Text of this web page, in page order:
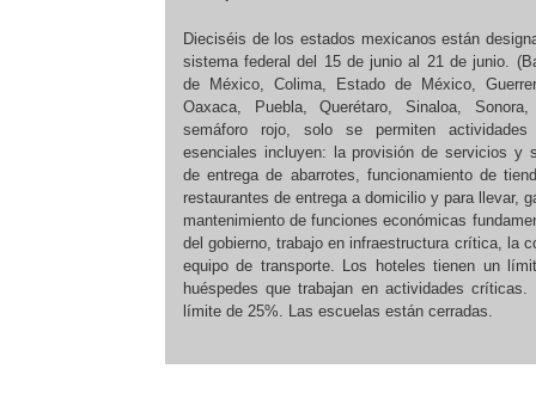
Dieciséis de los estados mexicanos están
sistema federal del 15 de junio al 21 de junio.
de México, Colima, Estado de México,
Oaxaca, Puebla, Querétaro, Sinaloa,
semáforo rojo, solo se permiten actividades
esenciales incluyen: la provisión de servicios y
de entrega de abarrotes, funcionamiento de
restaurantes de entrega a domicilio y para llevar,
mantenimiento de funciones económicas
del gobierno, trabajo en infraestructura crítica, la
equipo de transporte. Los hoteles tienen un
huéspedes que trabajan en actividades
límite de 25%. Las escuelas están cerradas.